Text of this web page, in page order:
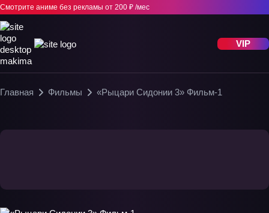
Смотрите аниме без рекламы от 200 ₽ /мес
VIP
Главная Фильмы «Рыцари Сидонии 3» Фильм-1